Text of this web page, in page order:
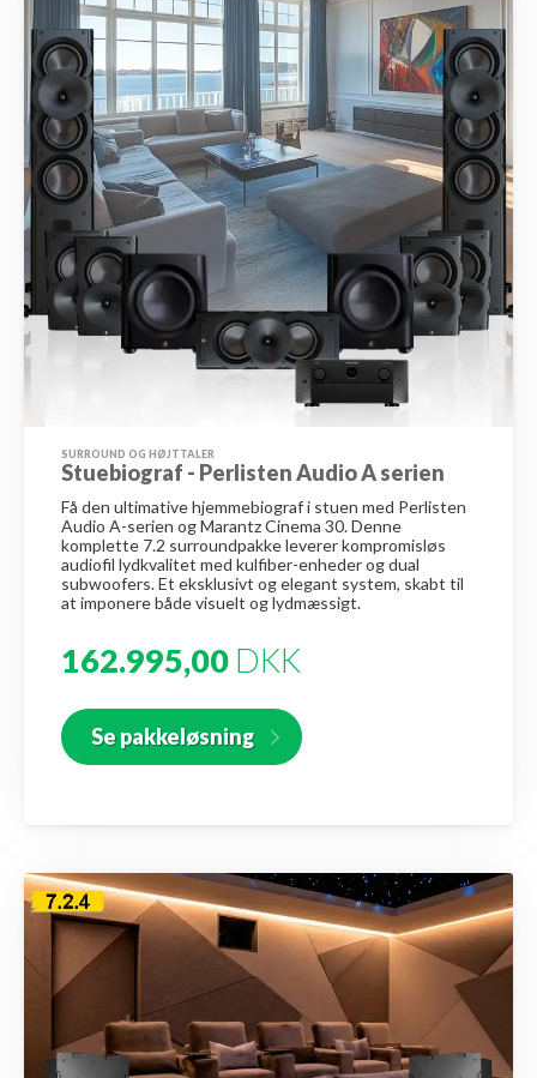
SURROUND OG HØJTTALER
Stuebiograf - Perlisten Audio A serien
Få den ultimative hjemmebiograf i stuen med Perlisten
Audio A-serien og Marantz Cinema 30. Denne
komplette 7.2 surroundpakke leverer kompromisløs
audiofil lydkvalitet med kulfiber-enheder og dual
subwoofers. Et eksklusivt og elegant system, skabt til
at imponere både visuelt og lydmæssigt.
162.995,00 DKK
Se pakkeløsning